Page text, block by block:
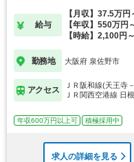
給与
【月収】37.5万
【年収】550万円
【時給】2,100円～
勤務地 大阪府 泉佐野市
アクセス
ＪＲ阪和線(天王寺
ＪＲ関西空港線 日
年収600万円以上可 積極採用中
求人の詳細を見る